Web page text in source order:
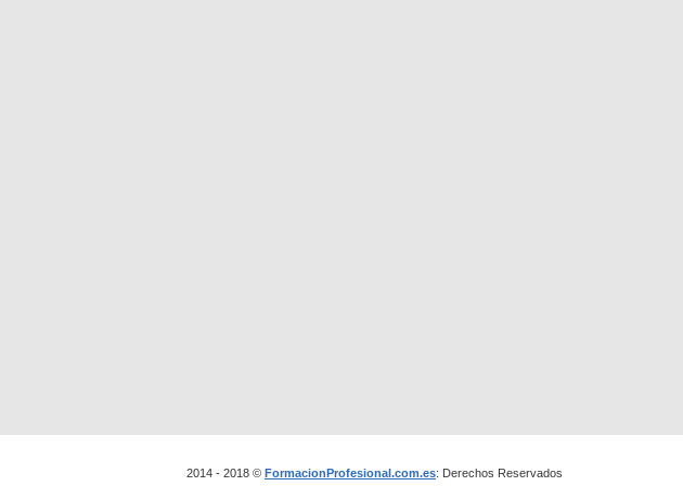
2014 - 2018 © FormacionProfesional.com.es: Derechos Reservados